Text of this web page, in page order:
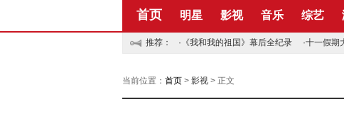
首页 明星 影视 音乐 综艺
推荐： · 《我和我的祖国》幕后全纪录 ·十一假期
当前位置： 首页 > 影视 > 正文